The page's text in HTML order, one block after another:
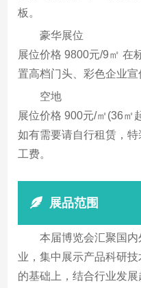
板。
豪华展位
展位价格 9800元/9㎡ 在
置高档门头、彩色企业宣
空地
展位价格 900元/㎡(36㎡
如有需要请自行租赁，
工费。
展品范围
本届博览会汇聚国
业，集中展示产品科研技
的基础上，结合行业发